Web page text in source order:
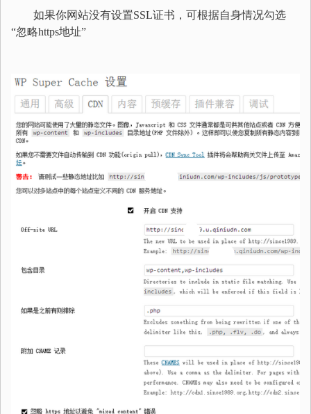
如果你网站没有设置SSL证书，可根据自身情况勾选
“忽略https地址”